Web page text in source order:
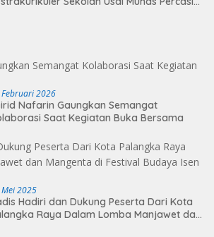
2026
Nafarin Gaungkan Semangat
Saat Kegiatan Buka Bersama
2025
Hadiri dan Dukung Peserta Dari Kota
Raya Dalam Lomba Manjawet dan